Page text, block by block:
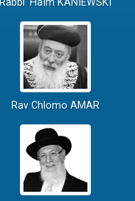
Rabbi 'Haïm KANIEWSKI
Rav Chlomo AMAR